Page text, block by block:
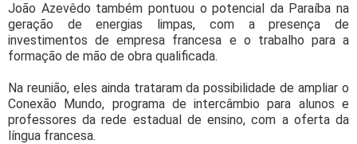
João Azevêdo também pontuou o potencial da Paraíba na
geração de energias limpas, com a presença de
investimentos de empresa francesa e o trabalho para a
formação de mão de obra qualificada.
Na reunião, eles ainda trataram da possibilidade de ampliar o
Conexão Mundo, programa de intercâmbio para alunos e
professores da rede estadual de ensino, com a oferta da
língua francesa.